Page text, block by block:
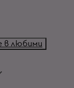
в любими